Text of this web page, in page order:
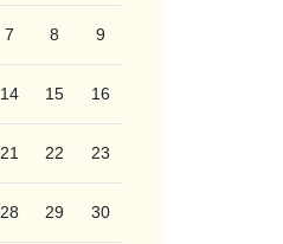
7 8 9
14 15 16
21 22 23
28 29 30